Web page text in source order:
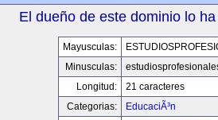
El dueño de este dominio lo
Mayusculas:
Minusculas:
Longitud:
21 caracteres
Categorias:
EducaciÃ³n